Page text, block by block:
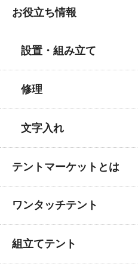
お役立ち情報
設置・組み立て
修理
文字入れ
テントマーケットとは
ワンタッチテント
組立てテント